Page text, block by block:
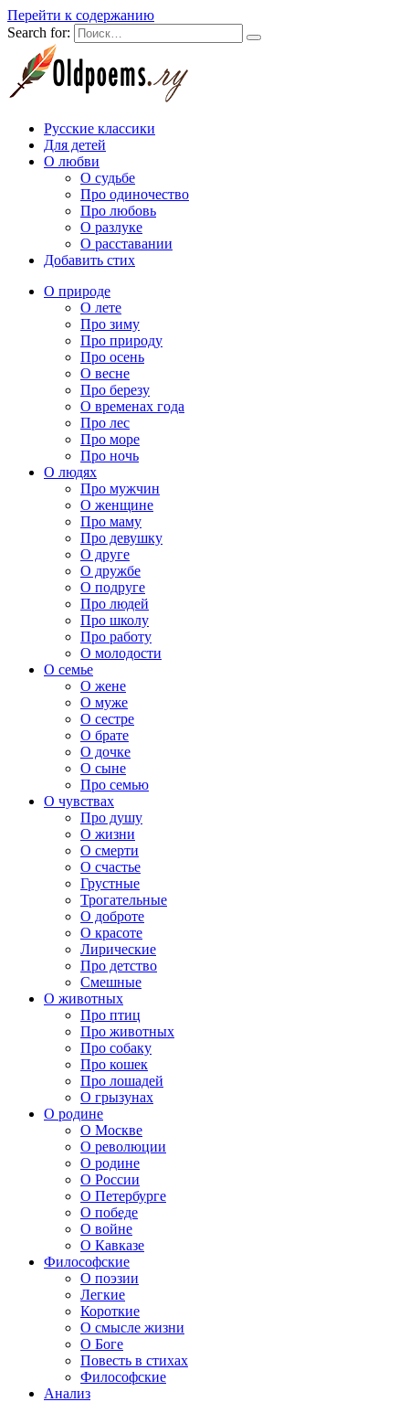
Перейти к содержанию
Search for:
Русские классики
Для детей
О любви
О судьбе
Про одиночество
Про любовь
О разлуке
О расставании
Добавить стих
О природе
О лете
Про зиму
Про природу
Про осень
О весне
Про березу
О временах года
Про лес
Про море
Про ночь
О людях
Про мужчин
О женщине
Про маму
Про девушку
О друге
О дружбе
О подруге
Про людей
Про школу
Про работу
О молодости
О семье
О жене
О муже
О сестре
О брате
О дочке
О сыне
Про семью
О чувствах
Про душу
О жизни
О смерти
О счастье
Грустные
Трогательные
О доброте
О красоте
Лирические
Про детство
Смешные
О животных
Про птиц
Про животных
Про собаку
Про кошек
Про лошадей
О грызунах
О родине
О Москве
О революции
О родине
О России
О Петербурге
О победе
О войне
О Кавказе
Философские
О поэзии
Легкие
Короткие
О смысле жизни
О Боге
Повесть в стихах
Философские
Анализ